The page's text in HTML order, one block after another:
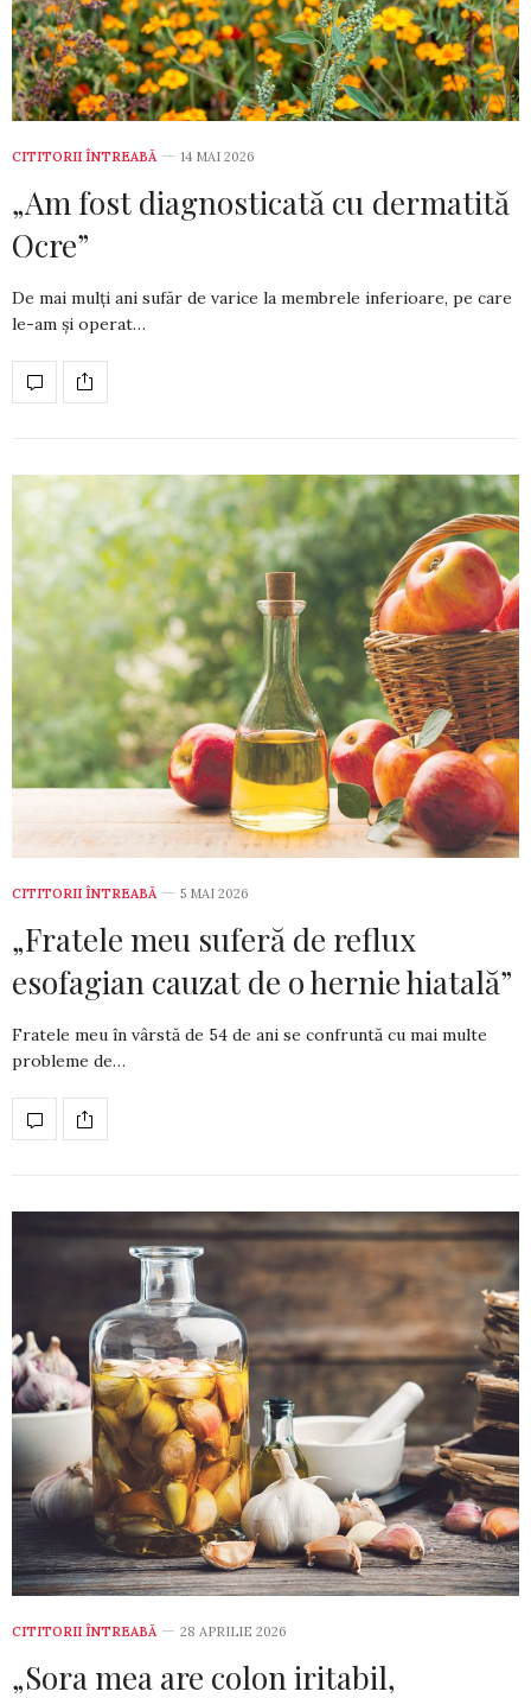
CITITORII ÎNTREABĂ 14 MAI 2026
„Am fost diagnosticată cu dermatită
Ocre”
De mai mulți ani sufăr de varice la membrele inferioare, pe care
le-am și operat…
CITITORII ÎNTREABĂ 5 MAI 2026
„Fratele meu suferă de reflux
esofagian cauzat de o hernie hiatală”
Fratele meu în vârstă de 54 de ani se con­fruntă cu mai multe
probleme de…
CITITORII ÎNTREABĂ 28 APRILIE 2026
„Sora mea are colon iritabil,